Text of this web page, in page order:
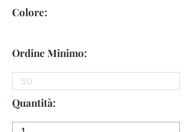
Colore:
Ordine Minimo:
Quantità: